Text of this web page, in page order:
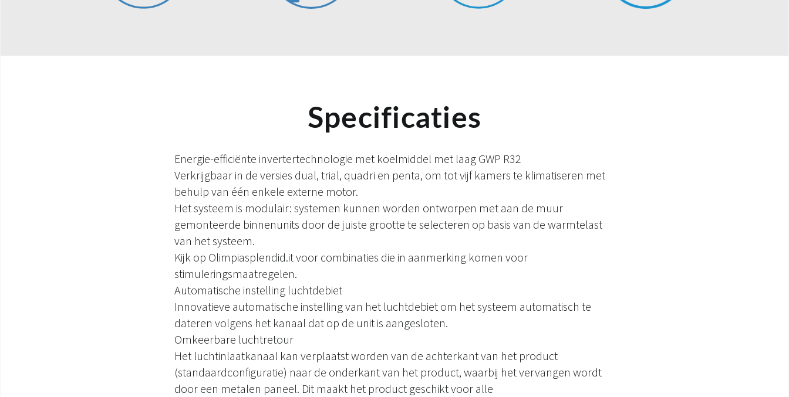
Specificaties
Energie-efficiënte invertertechnologie met koelmiddel met laag GWP R32
Verkrijgbaar in de versies dual, trial, quadri en penta, om tot vijf kamers te klimatiseren met
behulp van één enkele externe motor.
Het systeem is modulair: systemen kunnen worden ontworpen met aan de muur
gemonteerde binnenunits door de juiste grootte te selecteren op basis van de warmtelast
van het systeem.
Kijk op Olimpiasplendid.it voor combinaties die in aanmerking komen voor
stimuleringsmaatregelen.
Automatische instelling luchtdebiet
Innovatieve automatische instelling van het luchtdebiet om het systeem automatisch te
dateren volgens het kanaal dat op de unit is aangesloten.
Omkeerbare luchtretour
Het luchtinlaatkanaal kan verplaatst worden van de achterkant van het product
(standaardconfiguratie) naar de onderkant van het product, waarbij het vervangen wordt
door een metalen paneel. Dit maakt het product geschikt voor alle